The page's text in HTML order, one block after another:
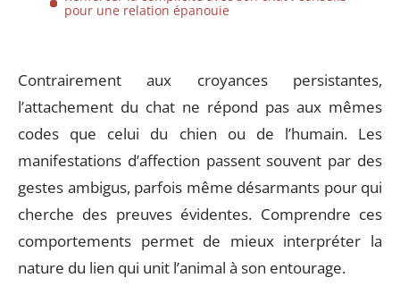
pour une relation épanouie
Contrairement aux croyances persistantes,
l’attachement du chat ne répond pas aux mêmes
codes que celui du chien ou de l’humain. Les
manifestations d’affection passent souvent par des
gestes ambigus, parfois même désarmants pour qui
cherche des preuves évidentes. Comprendre ces
comportements permet de mieux interpréter la
nature du lien qui unit l’animal à son entourage.